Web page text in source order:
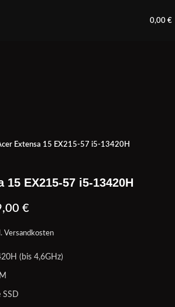
0,00 €
Extensa 15 EX215-57 i5-13420H
15 EX215-57 i5-13420H
€
Versandkosten
(bis 4,6GHz)
SSD